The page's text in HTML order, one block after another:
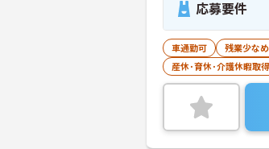
応募要件
車通勤可 残業少なめ
産休･育休･介護休暇取